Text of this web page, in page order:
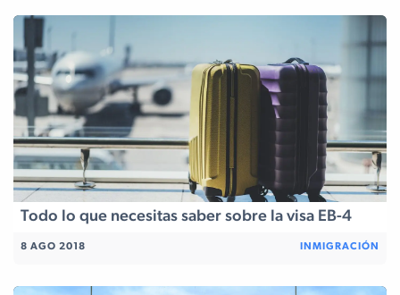
Todo lo que necesitas saber sobre la visa EB-4
8 AGO 2018 INMIGRACIÓN